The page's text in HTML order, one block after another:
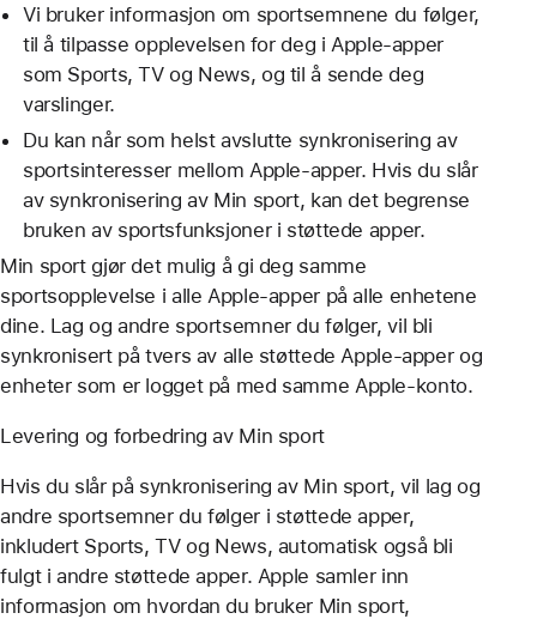
Vi bruker informasjon om sportsemnene du følger,
til å tilpasse opplevelsen for deg i Apple-apper
som Sports, TV og News, og til å sende deg
varslinger.
Du kan når som helst avslutte synkronisering av
sportsinteresser mellom Apple-apper. Hvis du slår
av synkronisering av Min sport, kan det begrense
bruken av sportsfunksjoner i støttede apper.
Min sport gjør det mulig å gi deg samme
sportsopplevelse i alle Apple-apper på alle enhetene
dine. Lag og andre sportsemner du følger, vil bli
synkronisert på tvers av alle støttede Apple-apper og
enheter som er logget på med samme Apple‑konto.
Levering og forbedring av Min sport
Hvis du slår på synkronisering av Min sport, vil lag og
andre sportsemner du følger i støttede apper,
inkludert Sports, TV og News, automatisk også bli
fulgt i andre støttede apper. Apple samler inn
informasjon om hvordan du bruker Min sport,